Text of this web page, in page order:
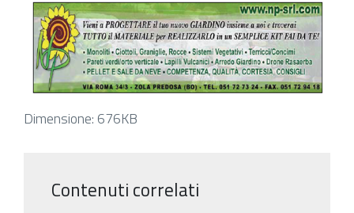
Clicca
l'immagine
Dimensione: 676KB
Contenuti correlati